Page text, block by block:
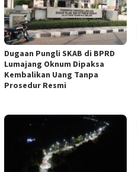
Dugaan Pungli SKAB di BPRD
Lumajang Oknum Dipaksa
Kembalikan Uang Tanpa
Prosedur Resmi